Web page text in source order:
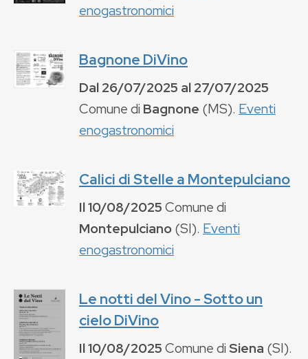
enogastronomici
Bagnone DiVino
Dal26/07/2025 al27/07/2025
Comune di Bagnone (MS). Eventi
enogastronomici
Calici di Stelle a Montepulciano
Il10/08/2025Comune di
Montepulciano(SI). Eventi
enogastronomici
Le notti del Vino - Sotto un
cielo DiVino
Il10/08/2025Comune diSiena (SI).